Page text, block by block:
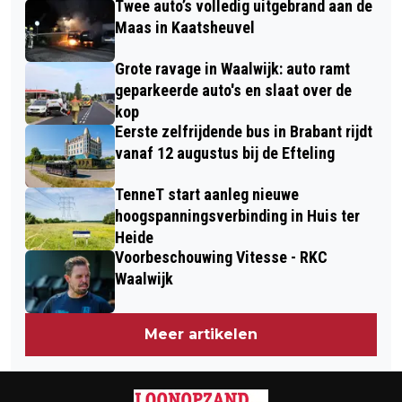
HONDERDEN DEELNEMERS
PRESENTEERT B&B VOL MUZIEK IN
SPRANG-CAPELLE
Twee auto’s volledig uitgebrand aan de
Maas in Kaatsheuvel
Grote ravage in Waalwijk: auto ramt
geparkeerde auto's en slaat over de
kop
Eerste zelfrijdende bus in Brabant rijdt
vanaf 12 augustus bij de Efteling
TenneT start aanleg nieuwe
hoogspanningsverbinding in Huis ter
Heide
Voorbeschouwing Vitesse - RKC
Waalwijk
Meer artikelen